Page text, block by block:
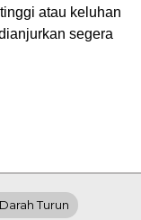
atau keluhan
segera
Turun